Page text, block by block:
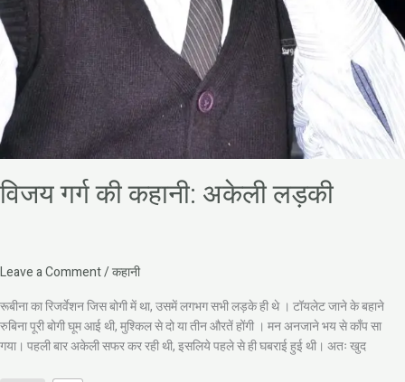
विजय गर्ग की कहानी: अकेली लड़की
Leave a Comment/कहानी
रूबीना का रिजर्वेशन जिस बोगी में था, उसमें लगभग सभी लड़के ही थे । टॉयलेट जाने के बहाने
रुबिना पूरी बोगी घूम आई थी, मुश्किल से दो या तीन औरतें होंगी । मन अनजाने भय से काँप सा
गया। पहली बार अकेली सफर कर रही थी, इसलिये पहले से ही घबराई हुई थी। अतः खुद